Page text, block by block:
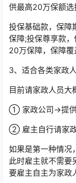
供最高20万保额选
投保基础款，保障
保障;投保尊享款
20万保障，保障覆
3、适合各类家政
目前请家政人员大
① 家政公司→提供
② 雇主自行请家
如果是第一种情况
此时雇主就不需要
要雇主自主为家政